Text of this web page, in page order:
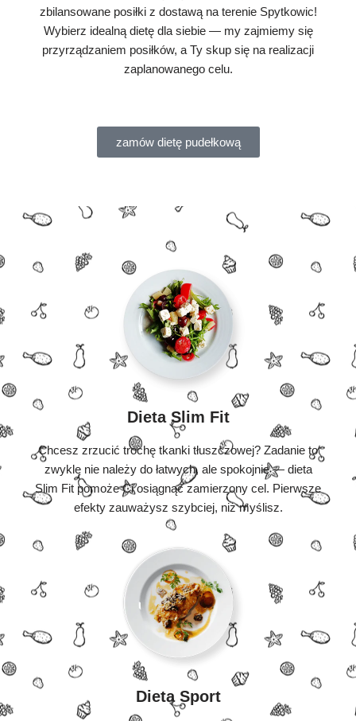
zbilansowane posiłki z dostawą na terenie Spytkowic!
Wybierz idealną dietę dla siebie — my zajmiemy się
przyrządzaniem posiłków, a Ty skup się na realizacji
zaplanowanego celu.
zamów dietę pudełkową
Dieta Slim Fit
Chcesz zrzucić trochę tkanki tłuszczowej? Zadanie to
zwykle nie należy do łatwych, ale spokojnie — dieta
Slim Fit pomoże Ci osiągnąć zamierzony cel. Pierwsze
efekty zauważysz szybciej, niż myślisz.
Dieta Sport